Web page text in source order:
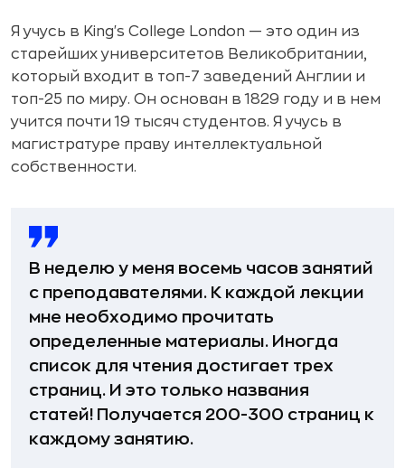
Я учусь в King's College London — это один из
старейших университетов Великобритании,
который входит в топ-7 заведений Англии и
топ-25 по миру. Он основан в 1829 году и в нем
учится почти 19 тысяч студентов. Я учусь в
магистратуре праву интеллектуальной
собственности.
В неделю у меня восемь часов занятий
с преподавателями. К каждой лекции
мне необходимо прочитать
определенные материалы. Иногда
список для чтения достигает трех
страниц. И это только названия
статей! Получается 200-300 страниц к
каждому занятию.